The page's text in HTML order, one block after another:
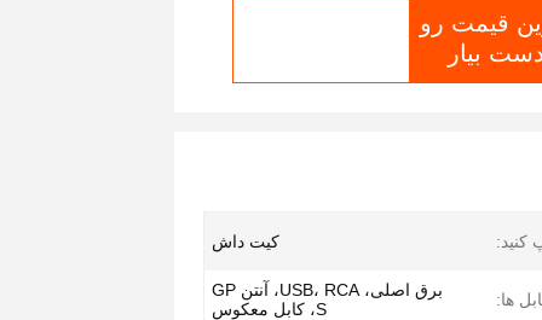
قیمت رو
بیار
کنید: کیت داش
ها:
برق اصلی، USB، RCA، آنتن GP
S، کابل معکوس